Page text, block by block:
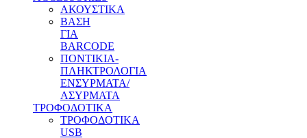
ΑΚΟΥΣΤΙΚΑ
ΒΑΣΗ
ΓΙΑ
BARCODE
ΠΟΝΤΙΚΙΑ-
ΠΛΗΚΤΡΟΛΟΓΙΑ
ΕΝΣΥΡΜΑΤΑ/
ΑΣΥΡΜΑΤΑ
ΤΡΟΦΟΔΟΤΙΚΑ
ΤΡΟΦΟΔΟΤΙΚΑ
USB